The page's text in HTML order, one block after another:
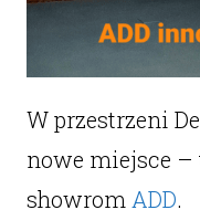
W przestrzeni
nowe miejsce –
showrom ADD.